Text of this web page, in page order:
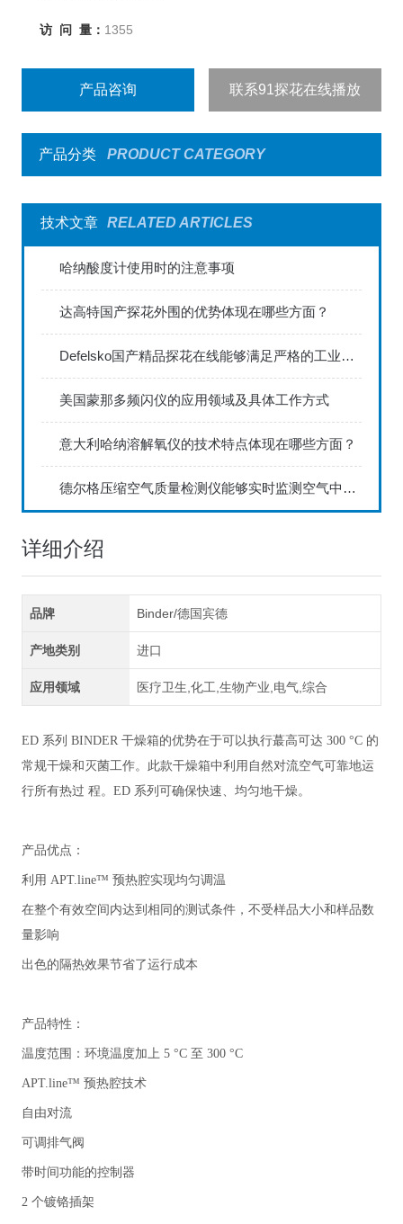
访 问 量： 1355
产品咨询 联系91探花在线播放
产品分类 PRODUCT CATEGORY
技术文章 RELATED ARTICLES
哈纳酸度计使用时的注意事项
达高特国产探花外围的优势体现在哪些方面？
Defelsko国产精品探花在线能够满足严格的工业标准
美国蒙那多频闪仪的应用领域及具体工作方式
意大利哈纳溶解氧仪的技术特点体现在哪些方面？
德尔格压缩空气质量检测仪能够实时监测空气中的污染物浓度
详细介绍
品牌 Binder/德国宾德
产地类别 进口
应用领域 医疗卫生,化工,生物产业,电气,综合
ED 系列 BINDER 干燥箱的优势在于可以执行蕞高可达 300 °C 的
常规干燥和灭菌工作。此款干燥箱中利用自然对流空气可靠地运
行所有热过 程。ED 系列可确保快速、均匀地干燥。
产品优点：
利用 APT.line™ 预热腔实现均匀调温
在整个有效空间内达到相同的测试条件，不受样品大小和样品数
量影响
出色的隔热效果节省了运行成本
产品特性：
温度范围：环境温度加上 5 °C 至 300 °C
APT.line™ 预热腔技术
自由对流
可调排气阀
带时间功能的控制器
2 个镀铬插架